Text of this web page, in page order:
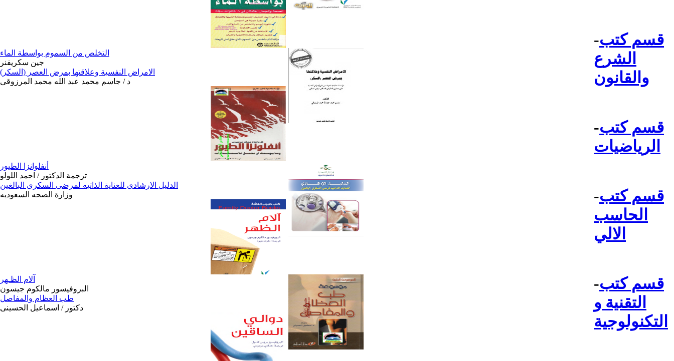
-قسم كتب
الشرع
والقانون
-قسم كتب
الرياضيات
-قسم كتب
الحاسب
الالي
-قسم كتب
التقنية و
التكنولوجية
التخلص من السموم بواسطة الماء
جين سكريفنر
الامراض النفسية وعلاقتها بمرض العصر (السكر)
د / جاسم محمد عبد الله محمد المرزوقى
أنفلوانزا الطيور
ترجمة الدكتور / احمد اللولو
الدليل الارشادى للعناية الذاتيه لمرضى السكرى البالغين
وزارة الصحه السعوديه
آلام الظـهر
البروفيسور مالكوم جيسون
طب العظام والمفاصل
دكتور / اسماعيل الحسينى